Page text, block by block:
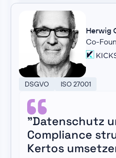
Herwig
Co-
DSGVO ISO 27001
"Datenschutz
Compliance
Kertos